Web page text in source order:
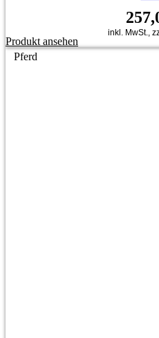
inkl. MwSt.,
Produkt ansehen
Pferd